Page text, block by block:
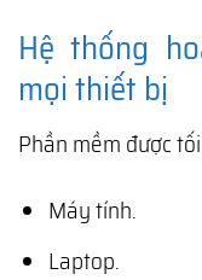
Hệ thống
mọi thiết bị
Phần mềm được
Máy tính.
Laptop.